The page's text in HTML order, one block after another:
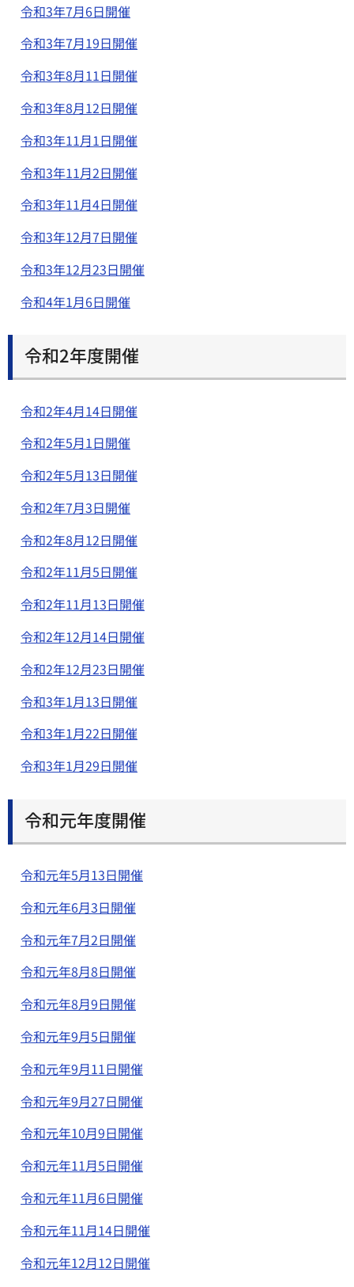
令和3年7月6日開催
令和3年7月19日開催
令和3年8月11日開催
令和3年8月12日開催
令和3年11月1日開催
令和3年11月2日開催
令和3年11月4日開催
令和3年12月7日開催
令和3年12月23日開催
令和4年1月6日開催
令和2年度開催
令和2年4月14日開催
令和2年5月1日開催
令和2年5月13日開催
令和2年7月3日開催
令和2年8月12日開催
令和2年11月5日開催
令和2年11月13日開催
令和2年12月14日開催
令和2年12月23日開催
令和3年1月13日開催
令和3年1月22日開催
令和3年1月29日開催
令和元年度開催
令和元年5月13日開催
令和元年6月3日開催
令和元年7月2日開催
令和元年8月8日開催
令和元年8月9日開催
令和元年9月5日開催
令和元年9月11日開催
令和元年9月27日開催
令和元年10月9日開催
令和元年11月5日開催
令和元年11月6日開催
令和元年11月14日開催
令和元年12月12日開催